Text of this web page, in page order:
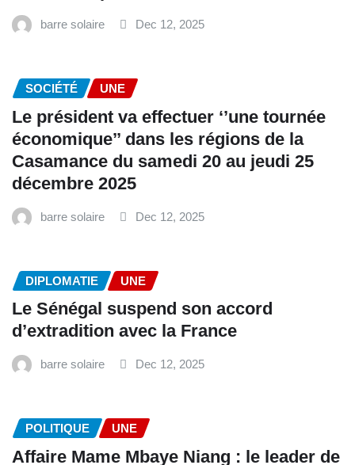
barre solaire Dec 12, 2025
SOCIÉTÉ UNE
Le président va effectuer ‘’une tournée
économique’’ dans les régions de la
Casamance du samedi 20 au jeudi 25
décembre 2025
barre solaire Dec 12, 2025
DIPLOMATIE UNE
Le Sénégal suspend son accord
d’extradition avec la France
barre solaire Dec 12, 2025
POLITIQUE UNE
Affaire Mame Mbaye Niang : le leader de